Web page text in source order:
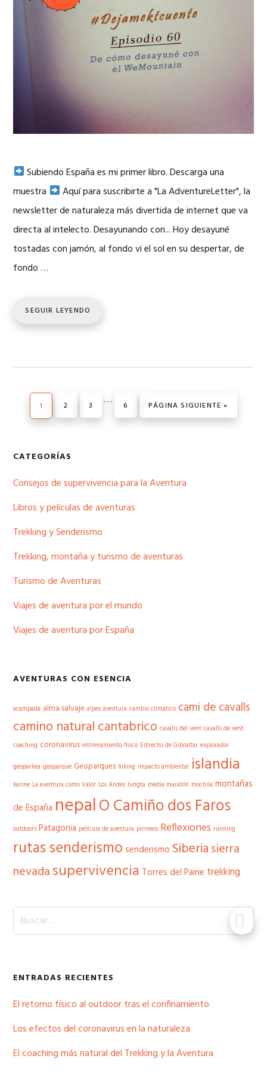
Subiendo España es mi primer libro. Descarga una
muestra
Aquí para suscribirte a "La AdventureLetter", la
newsletter de naturaleza más divertida de internet que va
directa al intelecto. Desayunando con... Hoy desayuné
tostadas con jamón, al fondo vi el sol en su despertar, de
fondo …
SEGUIR LEYENDO
PÁGINA
1 PÁGINA
2 PÁGINA
3
Páginas
intermedias
… PÁGINA
6 IR A LA
PÁGINA SIGUIENTE »
Barra
lateral
principal
CATEGORÍAS
Consejos de supervivencia para la Aventura
Libros y películas de aventuras
Trekking y Senderismo
Trekking, montaña y turismo de aventuras
Turismo de Aventuras
Viajes de aventura por el mundo
Viajes de aventura por España
AVENTURAS CON ESENCIA
acampada alma salvaje alpes aventura cambio climático cami de cavalls
camino natural cantabrico cavalls del vent cavalls de vent
coaching coronavirus entrenamiento físico Estrecho de Gibraltar explorador
geoparkea geoparque Geoparques hiking impacto ambiental islandia
karine La aventura como Valor Los Andes lungta media maratón mochila montañas
de España nepalO Camiño dos Faros
outdoors Patagonia película de aventura pirineos Reflexiones running
rutas senderismo senderismo Siberiasierra
nevadasupervivencia Torres del Paine trekking
Buscar...
ENTRADAS RECIENTES
El retorno físico al outdoor tras el confinamiento
Los efectos del coronavirus en la naturaleza
El coaching más natural del Trekking y la Aventura